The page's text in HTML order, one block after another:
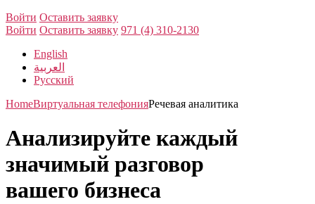
Войти Оставить заявку
Войти Оставить заявку 971 (4) 310-2130
English
العربية
Русский
HomeВиртуальная телефонияРечевая аналитика
Анализируйте каждый
значимый разговор
вашего бизнеса